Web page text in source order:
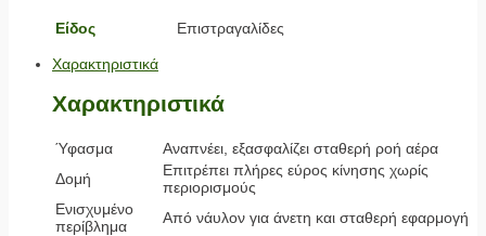
Είδος Επιστραγαλίδες
Χαρακτηριστικά
Χαρακτηριστικά
Ύφασμα
Αναπνέει, εξασφαλίζει σταθερή ροή αέρα
Δομή
Επιτρέπει πλήρες εύρος κίνησης χωρίς
περιορισμούς
Ενισχυμένο
περίβλημα
Από νάυλον για άνετη και σταθερή εφαρμογή